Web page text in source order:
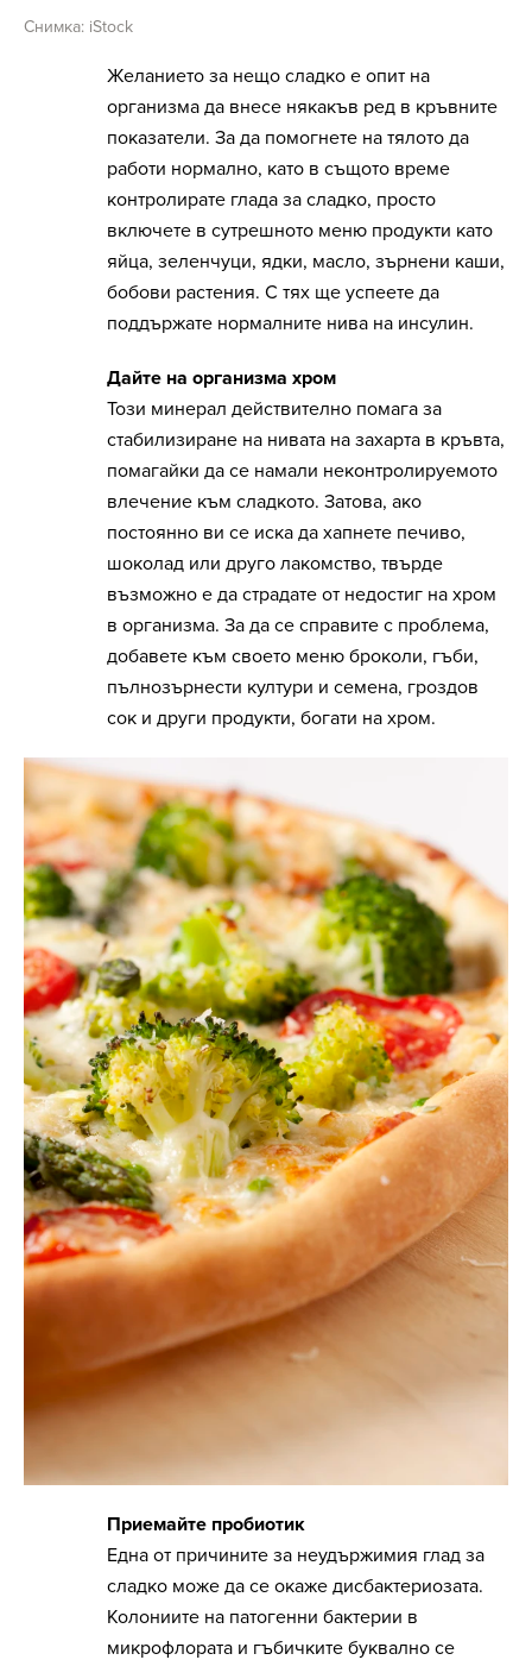
Снимка: iStock
Желанието за нещо сладко е опит на
организма да внесе някакъв ред в кръвните
показатели. За да помогнете на тялото да
работи нормално, като в същото време
контролирате глада за сладко, просто
включете в сутрешното меню продукти като
яйца, зеленчуци, ядки, масло, зърнени каши,
бобови растения. С тях ще успеете да
поддържате нормалните нива на инсулин.
Дайте на организма хром
Този минерал действително помага за
стабилизиране на нивата на захарта в кръвта,
помагайки да се намали неконтролируемото
влечение към сладкото. Затова, ако
постоянно ви се иска да хапнете печиво,
шоколад или друго лакомство, твърде
възможно е да страдате от недостиг на хром
в организма. За да се справите с проблема,
добавете към своето меню броколи, гъби,
пълнозърнести култури и семена, гроздов
сок и други продукти, богати на хром.
Приемайте пробиотик
Една от причините за неудържимия глад за
сладко може да се окаже дисбактериозата.
Колониите на патогенни бактерии в
микрофлората и гъбичките буквално се